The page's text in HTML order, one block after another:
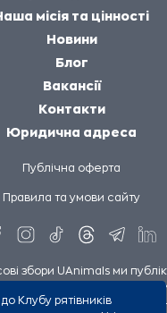
місія та цінності
Новини
Блог
Вакансії
Контакти
Юридична адреса
Публічна оферта
Правила та умови сайту
збори UAnimals ми
UAnimals у
збори інших людей чи
Клубу рятівників